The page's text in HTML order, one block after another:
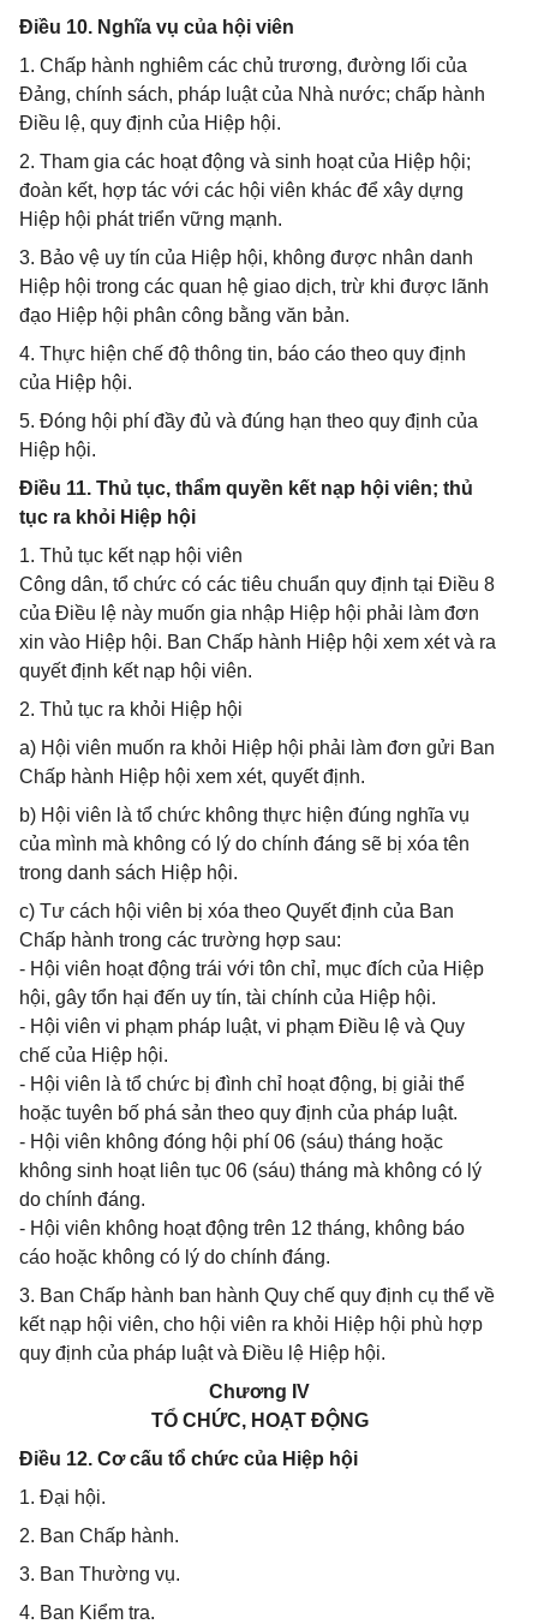
Điều 10. Nghĩa vụ của hội viên
1. Chấp hành nghiêm các chủ trương, đường lối của
Đảng, chính sách, pháp luật của Nhà nước; chấp hành
Điều lệ, quy định của Hiệp hội.
2. Tham gia các hoạt động và sinh hoạt của Hiệp hội;
đoàn kết, hợp tác với các hội viên khác để xây dựng
Hiệp hội phát triển vững mạnh.
3. Bảo vệ uy tín của Hiệp hội, không được nhân danh
Hiệp hội trong các quan hệ giao dịch, trừ khi được lãnh
đạo Hiệp hội phân công bằng văn bản.
4. Thực hiện chế độ thông tin, báo cáo theo quy định
của Hiệp hội.
5. Đóng hội phí đầy đủ và đúng hạn theo quy định của
Hiệp hội.
Điều 11. Thủ tục, thẩm quyền kết nạp hội viên; thủ
tục ra khỏi Hiệp hội
1. Thủ tục kết nạp hội viên
Công dân, tổ chức có các tiêu chuẩn quy định tại Điều 8
của Điều lệ này muốn gia nhập Hiệp hội phải làm đơn
xin vào Hiệp hội. Ban Chấp hành Hiệp hội xem xét và ra
quyết định kết nạp hội viên.
2. Thủ tục ra khỏi Hiệp hội
a) Hội viên muốn ra khỏi Hiệp hội phải làm đơn gửi Ban
Chấp hành Hiệp hội xem xét, quyết định.
b) Hội viên là tổ chức không thực hiện đúng nghĩa vụ
của mình mà không có lý do chính đáng sẽ bị xóa tên
trong danh sách Hiệp hội.
c) Tư cách hội viên bị xóa theo Quyết định của Ban
Chấp hành trong các trường hợp sau:
- Hội viên hoạt động trái với tôn chỉ, mục đích của Hiệp
hội, gây tổn hại đến uy tín, tài chính của Hiệp hội.
- Hội viên vi phạm pháp luật, vi phạm Điều lệ và Quy
chế của Hiệp hội.
- Hội viên là tổ chức bị đình chỉ hoạt động, bị giải thể
hoặc tuyên bố phá sản theo quy định của pháp luật.
- Hội viên không đóng hội phí 06 (sáu) tháng hoặc
không sinh hoạt liên tục 06 (sáu) tháng mà không có lý
do chính đáng.
- Hội viên không hoạt động trên 12 tháng, không báo
cáo hoặc không có lý do chính đáng.
3. Ban Chấp hành ban hành Quy chế quy định cụ thể về
kết nạp hội viên, cho hội viên ra khỏi Hiệp hội phù hợp
quy định của pháp luật và Điều lệ Hiệp hội.
Chương IV
TỔ CHỨC, HOẠT ĐỘNG
Điều 12. Cơ cấu tổ chức của Hiệp hội
1. Đại hội.
2. Ban Chấp hành.
3. Ban Thường vụ.
4. Ban Kiểm tra.